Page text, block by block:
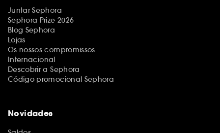
Juntar Sephora
Sephora Prize 2026
Blog Sephora
Lojas
Os nossos compromissos
Internacional
Descobrir a Sephora
Código promocional Sephora
Novidades